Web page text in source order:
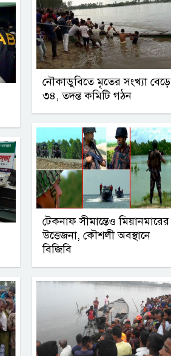
নৌকাডুবিতে মৃতের সংখ্যা বেড়ে
৩৪, তদন্ত কমিটি গঠন
টেকনাফ সীমান্তেও মিয়ানমারের
উত্তেজনা, কৌশলী অবস্থানে
বিজিবি